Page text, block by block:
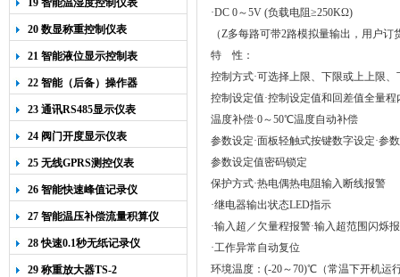
19 智能温湿度控制仪表
20 数显称重控制仪表
21 智能液位显示控制表
22 智能（后备）操作器
23 通讯RS485显示仪表
24 阀门开度显示仪表
25 无线GPRS测控仪表
26 智能快速峰值记录仪
27 智能温压补偿流量积算仪
28 快速0.1秒无纸记录仪
29 称重放大器TS-2
·DC 0～5V (负载电阻≥250KΩ)
（Z多每路可带2路模拟量输出，用户订
特
性：
控制方式·可选择上限、下限或上上限、
控制设定值·控制设定值和回差值全量程
温度补偿·0～50℃温度自动补偿
参数设定·面板轻触式按键数字设定·参
参数设定值密码锁定
保护方式·热电偶热电阻输入断线报警
·继电器输出状态LED指示
·输入超／欠量程报警·输入超范围闪烁
·工作异常自动复位
环境温度： (-20～70)℃（常温下开机运